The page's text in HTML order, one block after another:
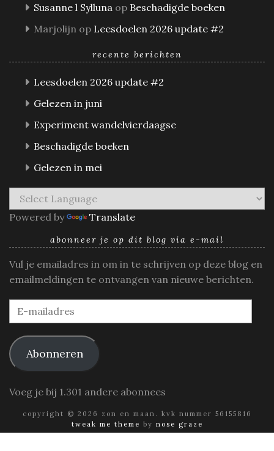
Susanne l Sylluna op Beschadigde boeken
Marjolijn op Leesdoelen 2026 update #2
recente berichten
Leesdoelen 2026 update #2
Gelezen in juni
Experiment wandelvierdaagse
Beschadigde boeken
Gelezen in mei
Powered by Translate
abonneer je op dit blog via e-mail
Vul je emailadres in om in te schrijven op deze blog en
emailmeldingen te ontvangen van nieuwe berichten.
E-
mailadres
Abonneren
Voeg je bij 1.301 andere abonnees
copyright © 2026 zon en maan. kvk nummer 56155816
tweak me theme by nose graze